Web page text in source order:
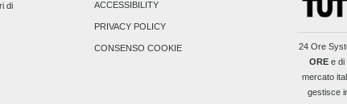
di
ACCESSIBILITY
PRIVACY POLICY
CONSENSO COOKIE 24 Ore
OREe di
mercato
gestisce